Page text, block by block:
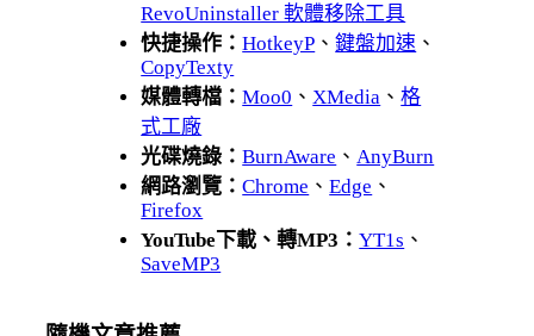
RevoUninstaller 軟體移除工具
快捷操作：HotkeyP 、鍵盤加速 、
CopyTexty
媒體轉檔：Moo0 、 XMedia 、格
式工廠
光碟燒錄：BurnAware 、 AnyBurn
網路瀏覽：Chrome 、Edge 、
Firefox
YouTube下載、轉MP3：YT1s 、
SaveMP3